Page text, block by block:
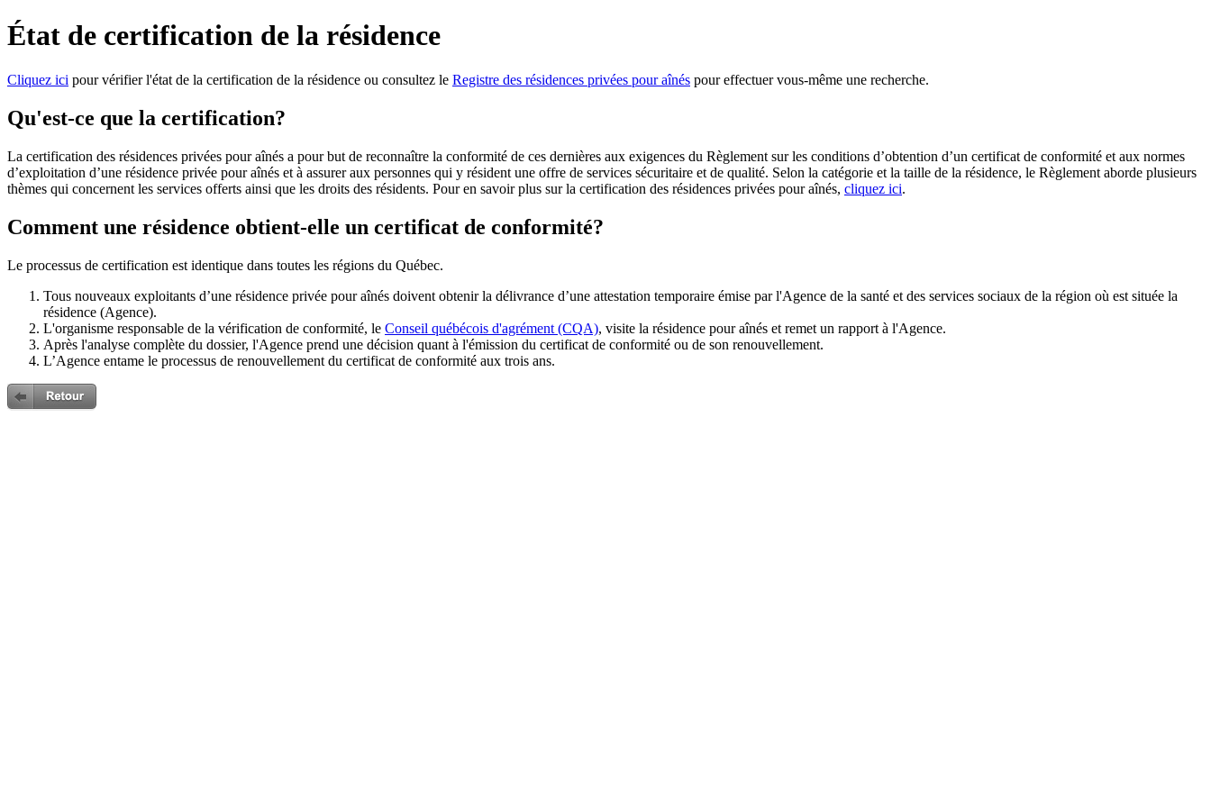
État de certification de la résidence
Cliquez ici pour vérifier l'état de la certification de la résidence ou consultez le Registre des résidences privées pour aînés pour effectuer vous-même une recherche.
Qu'est-ce que la certification?
La certification des résidences privées pour aînés a pour but de reconnaître la conformité de ces dernières aux exigences du Règlement sur les conditions d’obtention d’un certificat de conformité et aux normes
d’exploitation d’une résidence privée pour aînés et à assurer aux personnes qui y résident une offre de services sécuritaire et de qualité. Selon la catégorie et la taille de la résidence, le Règlement aborde plusieurs
thèmes qui concernent les services offerts ainsi que les droits des résidents. Pour en savoir plus sur la certification des résidences privées pour aînés, cliquez ici.
Comment une résidence obtient-elle un certificat de conformité?
Le processus de certification est identique dans toutes les régions du Québec.
Tous nouveaux exploitants d’une résidence privée pour aînés doivent obtenir la délivrance d’une attestation temporaire émise par l'Agence de la santé et des services sociaux de la région où est située la
résidence (Agence).
L'organisme responsable de la vérification de conformité, le Conseil québécois d'agrément (CQA), visite la résidence pour aînés et remet un rapport à l'Agence.
Après l'analyse complète du dossier, l'Agence prend une décision quant à l'émission du certificat de conformité ou de son renouvellement.
L’Agence entame le processus de renouvellement du certificat de conformité aux trois ans.